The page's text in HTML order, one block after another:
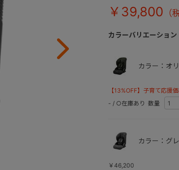
￥39,800
カラーバリエーション
カラー：オ
【13%OFF】子育て応援
- / ○在庫あり 数量
カラー：グ
￥46,200